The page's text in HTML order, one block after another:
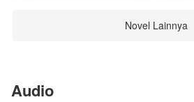
Novel Lainnya
Audio